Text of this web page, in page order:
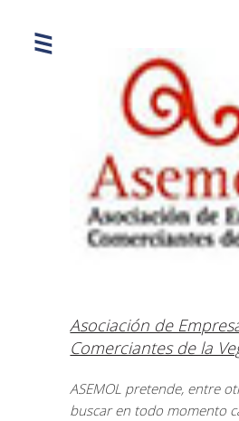
Asociación de
Comerciantes de la
ASEMOL pretende, entre
buscar en todo momento